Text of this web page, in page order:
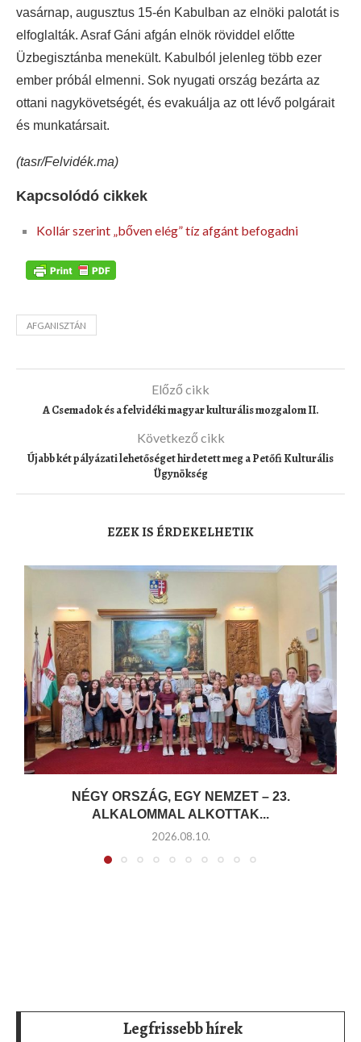
vasárnap, augusztus 15-én Kabulban az elnöki palotát is
elfoglalták. Asraf Gáni afgán elnök röviddel előtte
Üzbegisztánba menekült. Kabulból jelenleg több ezer
ember próbál elmenni. Sok nyugati ország bezárta az
ottani nagykövetségét, és evakuálja az ott lévő polgárait
és munkatársait.
(tasr/Felvidék.ma)
Kapcsolódó cikkek
Kollár szerint „bőven elég” tíz afgánt befogadni
AFGANISZTÁN
Előző cikk
A Csemadok és a felvidéki magyar kulturális mozgalom II.
Következő cikk
Újabb két pályázati lehetőséget hirdetett meg a Petőfi Kulturális
Ügynökség
EZEK IS ÉRDEKELHETIK
NÉGY ORSZÁG, EGY NEMZET – 23.
ALKALOMMAL ALKOTTAK...
2026.08.10.
Legfrissebb hírek